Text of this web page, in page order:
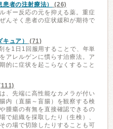
者の注射療法）
(26)
ギー反応の元を抑える薬。重症
んそく患者の症状緩和が期待で
ュア）
(71)
を1日1回服用することで、年単
アレルゲンに慣らす治療法。ア
的に症状を起こらなくすること
、先端に高性能なカメラが付い
内（直腸～盲腸）を観察する検
腫瘍の有無を直接確認できるの
で組織を採取したり（生検）、
の場で切除したりすることも可